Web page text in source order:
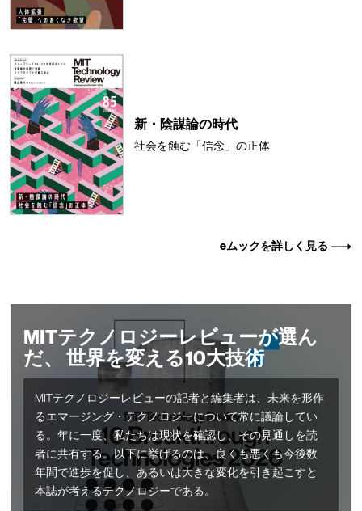
新・陰謀論の時代
社会を蝕む「信念」の正体
eムックを詳しく見る
MITテクノロジーレビューが選ん
だ、 世界を変える10大技術
MITテクノロジーレビューの記者と編集者は、未来を形作
るエマージング・テクノロジーについて常に議論してい
る。年に一度、私たちは現状を確認し、その見通しを読
者に共有する。以下に挙げるのは、良くも悪くも今後数
年間で進歩を促し、あるいは大きな変化を引き起こすと
本誌が考えるテクノロジーである。